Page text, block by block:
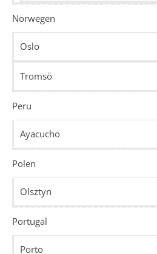
Norwegen
Oslo
Tromsö
Peru
Ayacucho
Polen
Olsztyn
Portugal
Porto